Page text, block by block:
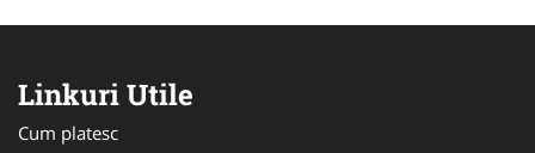
Linkuri Utile
Cum platesc